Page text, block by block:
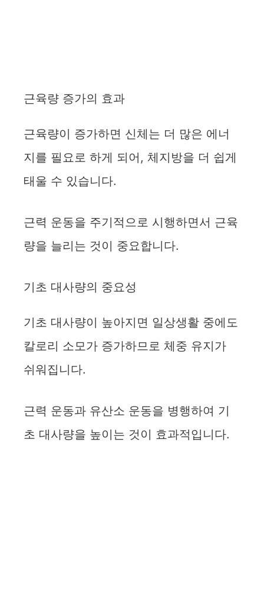
근육량 증가의 효과
근육량이 증가하면 신체는 더 많은 에너
지를 필요로 하게 되어, 체지방을 더 쉽게
태울 수 있습니다.
근력 운동을 주기적으로 시행하면서 근육
량을 늘리는 것이 중요합니다.
기초 대사량의 중요성
기초 대사량이 높아지면 일상생활 중에도
칼로리 소모가 증가하므로 체중 유지가
쉬워집니다.
근력 운동과 유산소 운동을 병행하여 기
초 대사량을 높이는 것이 효과적입니다.